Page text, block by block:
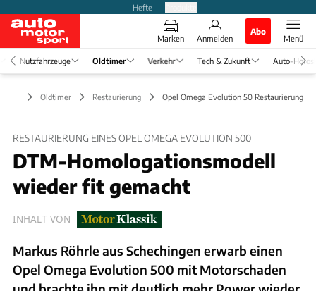
Hefte
Marken Anmelden
Abo
Menü
Nutzfahrzeuge Oldtimer Verkehr Tech & Zukunft Auto-
Oldtimer Restaurierung Opel Omega Evolution 50 Restaurierung
RESTAURIERUNG EINES OPEL OMEGA EVOLUTION 500
DTM-Homologationsmodell
wieder fit gemacht
INHALT VON
Markus Röhrle aus Schechingen erwarb einen
Opel Omega Evolution 500 mit Motorschaden